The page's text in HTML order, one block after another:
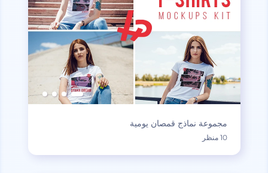
مجموعة نماذج قمصان يومية
10 منظر